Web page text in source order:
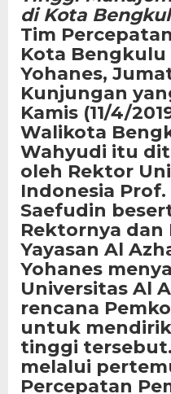
di Kota
Tim
Kota Bengkulu
Yohanes,
Kunjungan
Kamis (11/4/
Walikota
Wahyudi itu
oleh Rektor
Indonesia Prof.
Saefudin
Rektornya dan
Yayasan Al
Yohanes
Universitas Al
rencana
untuk
tinggi
melalui
Percepatan